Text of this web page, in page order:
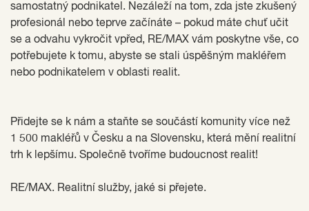
samostatný podnikatel. Nezáleží na tom, zda jste zkušený
profesionál nebo teprve začínáte – pokud máte chuť učit
se a odvahu vykročit vpřed, RE/MAX vám poskytne vše, co
potřebujete k tomu, abyste se stali úspěšným makléřem
nebo podnikatelem v oblasti realit.
Přidejte se k nám a staňte se součástí komunity více než
1 500 makléřů v Česku a na Slovensku, která mění realitní
trh k lepšímu. Společně tvoříme budoucnost realit!
RE/MAX. Realitní služby, jaké si přejete.